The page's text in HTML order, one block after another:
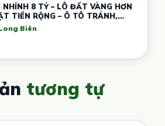
NHỈNH 8 TỶ – LÔ ĐẤT VÀNG HƠN
TIỀN RỘNG – Ô TÔ TRÁNH,
Biên
tương tự